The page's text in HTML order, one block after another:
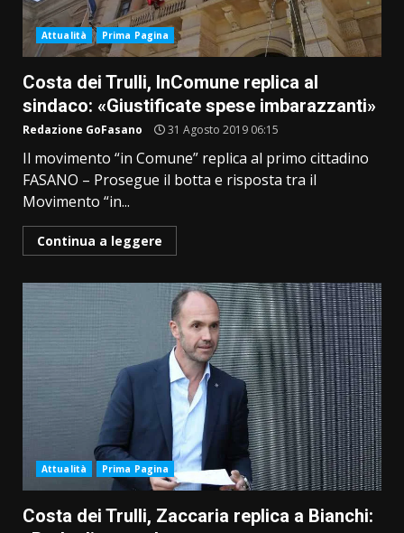
Attualità Prima Pagina
Costa dei Trulli, InComune replica al
sindaco: «Giustificate spese imbarazzanti»
Redazione GoFasano 31 Agosto 2019 06:15
Il movimento “in Comune” replica al primo cittadino
FASANO – Prosegue il botta e risposta tra il
Movimento “in...
Continua a leggere
Attualità Prima Pagina
Costa dei Trulli, Zaccaria replica a Bianchi: